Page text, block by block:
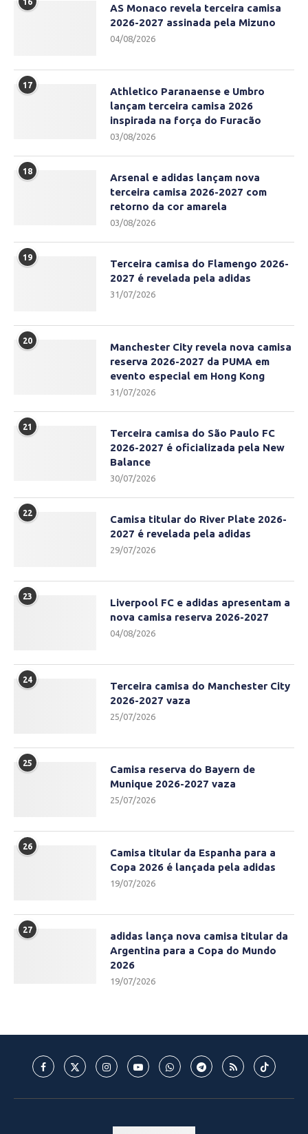
AS Monaco revela terceira camisa
2026-2027 assinada pela Mizuno
04/08/2026
17
Athletico Paranaense e Umbro
lançam terceira camisa 2026
inspirada na força do Furacão
03/08/2026
18
Arsenal e adidas lançam nova
terceira camisa 2026-2027 com
retorno da cor amarela
03/08/2026
19
Terceira camisa do Flamengo 2026-
2027 é revelada pela adidas
31/07/2026
20
Manchester City revela nova camisa
reserva 2026-2027 da PUMA em
evento especial em Hong Kong
31/07/2026
21
Terceira camisa do São Paulo FC
2026-2027 é oficializada pela New
Balance
30/07/2026
22
Camisa titular do River Plate 2026-
2027 é revelada pela adidas
29/07/2026
23
Liverpool FC e adidas apresentam a
nova camisa reserva 2026-2027
04/08/2026
24
Terceira camisa do Manchester City
2026-2027 vaza
25/07/2026
25
Camisa reserva do Bayern de
Munique 2026-2027 vaza
25/07/2026
26
Camisa titular da Espanha para a
Copa 2026 é lançada pela adidas
19/07/2026
27
adidas lança nova camisa titular da
Argentina para a Copa do Mundo
2026
19/07/2026